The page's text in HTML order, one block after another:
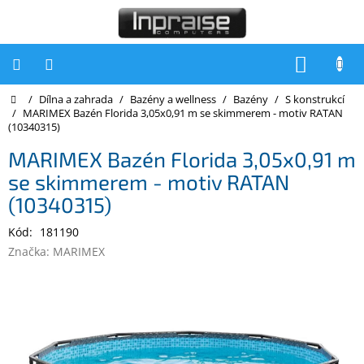
Počítače
Počítače
Notebooky
Tiskárny
Domů
/ Dílna a zahrada / Bazény a wellness / Bazény / S konstrukcí
/ MARIMEX Bazén Florida 3,05x0,91 m se skimmerem - motiv RATAN
(10340315)
MARIMEX Bazén Florida 3,05x0,91 m
se skimmerem - motiv RATAN
(10340315)
Kód: 181190
Značka: MARIMEX